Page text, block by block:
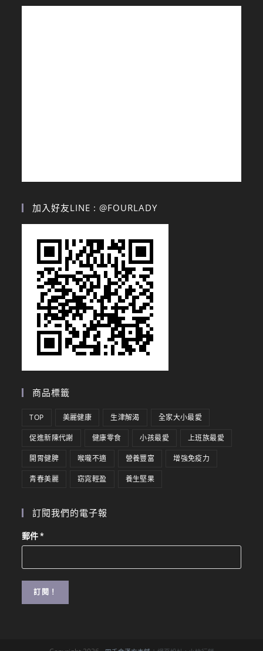
加入好友LINE : @FOURLADY
商品標籤
TOP 美麗健康 生津解渴 全家大小最愛
促進新陳代謝 健康零食 小孩最愛 上班族最愛
開胃健脾 喉嚨不適 營養豐富 增強免疫力
青春美麗 窈窕輕盈 養生堅果
訂閱我們的電子報
郵件*